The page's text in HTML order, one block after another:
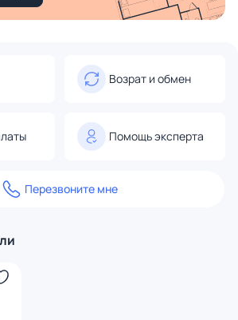
Возрат и обмен
Помощь эксперта
Перезвоните мне